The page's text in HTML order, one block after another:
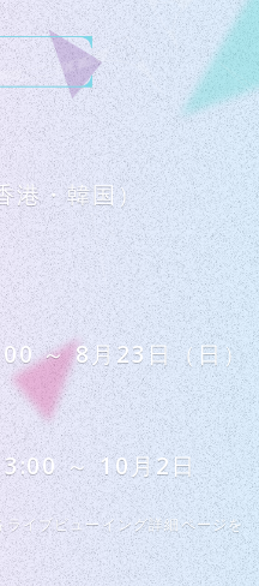
港・韓国）
～ 8月23日（日）
～ 10月2日
イブビューイング詳細ページを